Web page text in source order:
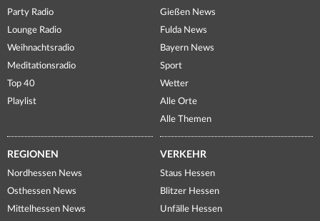
Party Radio
Lounge Radio
Weihnachtsradio
Meditationsradio
Top 40
Playlist
Gießen News
Fulda News
Bayern News
Sport
Wetter
Alle Orte
Alle Themen
REGIONEN
Nordhessen News
Osthessen News
Mittelhessen News
VERKEHR
Staus Hessen
Blitzer Hessen
Unfälle Hessen